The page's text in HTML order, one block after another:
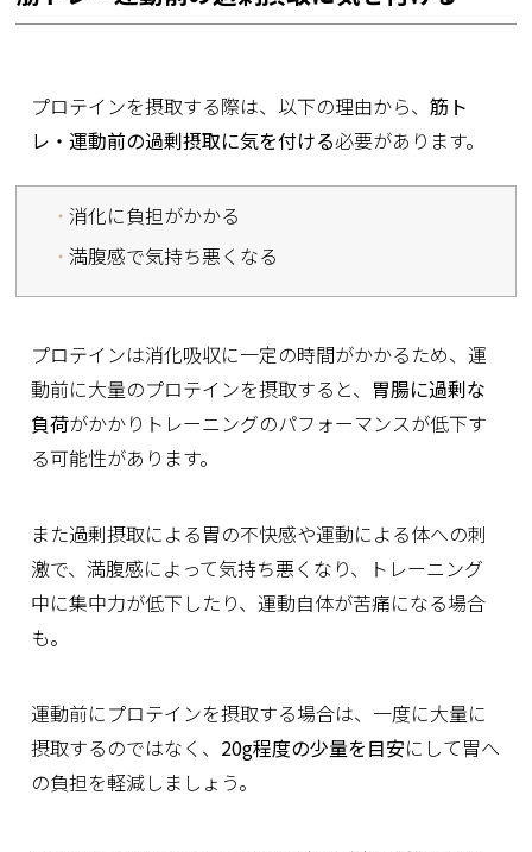
プロテインを摂取する際は、以下の理由から、筋ト
レ・運動前の過剰摂取に気を付ける必要があります。
消化に負担がかかる
満腹感で気持ち悪くなる
プロテインは消化吸収に一定の時間がかかるため、運
動前に大量のプロテインを摂取すると、 胃腸に過剰な
負荷がかかりトレーニングのパフォーマンスが低下す
る可能性があります。
また過剰摂取による胃の不快感や運動による体への刺
激で、満腹感によって気持ち悪くなり、トレーニング
中に集中力が低下したり、運動自体が苦痛になる場合
も。
運動前にプロテインを摂取する場合は、一度に大量に
摂取するのではなく、 20g程度の少量を目安にして胃へ
の負担を軽減しましょう。